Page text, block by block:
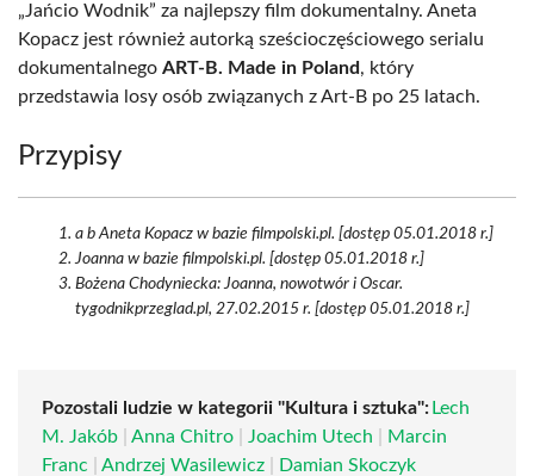
„Jańcio Wodnik” za najlepszy film dokumentalny. Aneta
Kopacz jest również autorką sześcioczęściowego serialu
dokumentalnego ART-B. Made in Poland, który
przedstawia losy osób związanych z Art-B po 25 latach.
Przypisy
a b Aneta Kopacz w bazie filmpolski.pl. [dostęp 05.01.2018 r.]
Joanna w bazie filmpolski.pl. [dostęp 05.01.2018 r.]
Bożena Chodyniecka: Joanna, nowotwór i Oscar.
tygodnikprzeglad.pl, 27.02.2015 r. [dostęp 05.01.2018 r.]
Pozostali ludzie w kategorii "Kultura i sztuka": Lech
M. Jakób
Anna Chitro Joachim Utech
Marcin
Franc
Andrzej Wasilewicz Damian Skoczyk